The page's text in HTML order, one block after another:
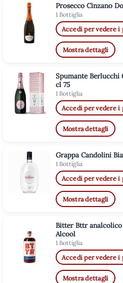
Prosecco Cinzano
1 Bottiglia
Accedi per vedere i
Mostra dettagli
Spumante Berlucchi
cl 75
1 Bottiglia
Accedi per vedere i
Mostra dettagli
Grappa Candolini
1 Bottiglia
Accedi per vedere i
Mostra dettagli
Bitter Bttr
Alcool
1 Bottiglia
Accedi per vedere i
Mostra dettagli